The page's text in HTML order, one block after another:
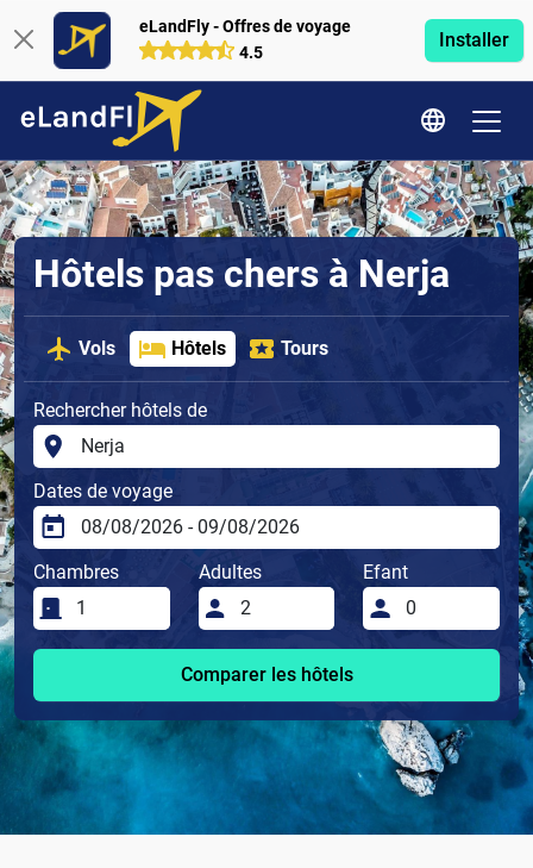
eLandFly - Offres de voyage
4.5
Installer
Hôtels pas chers à Nerja
Vols Hôtels Tours
Rechercher hôtels de
Dates de voyage
Chambres Adultes Efant
Comparer les hôtels